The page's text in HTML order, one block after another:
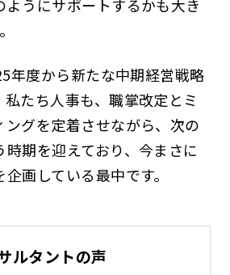
ようにサポートするかも大き
年度から新たな中期経営戦略
たち人事も、職掌改定とミ
ングを定着させながら、次の
時期を迎えており、今まさに
画している最中です。
ルタントの声